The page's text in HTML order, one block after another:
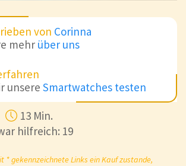
von Corinna
mehr über uns
unsere Smartwatches testen
13 Min.
hilfreich: 19
* gekennzeichnete Links ein Kauf zustande,